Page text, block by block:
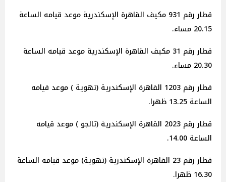
قطار رقم 931 مكيف القاهرة الإسكندرية موعد قيامه الساعة
20.15 مساء.
قطار رقم 31 مكيف القاهرة الإسكندرية موعد قيامه الساعة
20.30 مساء.
قطار رقم 1203 القاهرة الإسكندرية (تهوية ) موعد قيامه
الساعة 13.25 ظهرا.
قطار رقم 2023 القاهرة الإسكندرية (تالجو ) موعد قيامه
الساعة 14.00.
قطار رقم 23 القاهرة الإسكندرية (تهوية) موعد قيامه الساعة
16.30 ظهرا.